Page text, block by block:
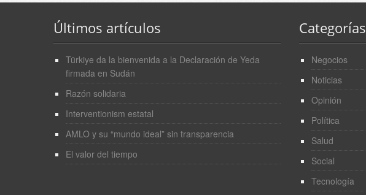
Últimos artículos
Türkiye da la bienvenida a la Declaración de Yeda
firmada en Sudán
Razón solidaria
Interventionism estatal
AMLO y su “mundo ideal” sin transparencia
El valor del tiempo
Categorías
Negocios
Noticias
Opinión
Política
Salud
Social
Tecnología